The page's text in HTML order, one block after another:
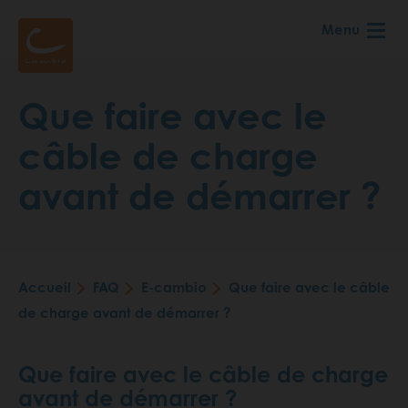
Menu
Que faire avec le
câble de charge
avant de démarrer ?
Fil
d'Ariane
Accueil FAQ E-cambio
Que faire avec le câble
de charge avant de démarrer ?
Que faire avec le câble de charge
avant de démarrer ?